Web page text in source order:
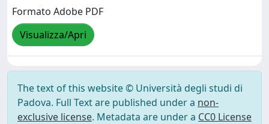
Formato Adobe PDF
Visualizza/Apri
The text of this website © Università degli studi di
Padova. Full Text are published under a non-
exclusive license. Metadata are under a CC0 License